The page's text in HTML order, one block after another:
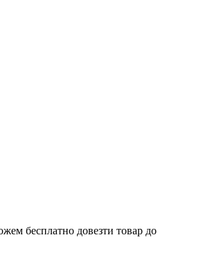
бесплатно довезти товар до